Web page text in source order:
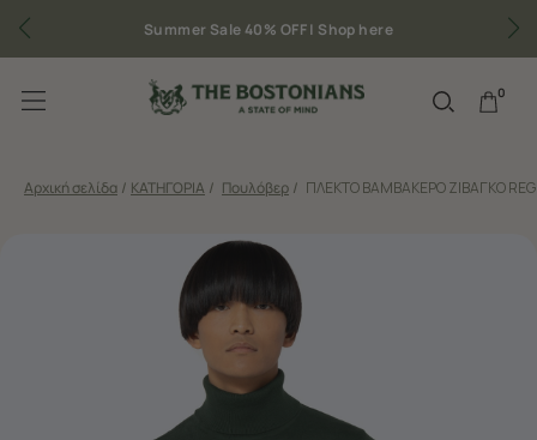
Summer Sale 40% OFF |Shop here
0
Αρχική σελίδα / ΚΑΤΗΓΟΡΙΑ / Πουλόβερ / ΠΛΕΚΤΟ ΒΑΜΒΑΚΕΡΟ ΖΙΒΑΓΚΟ